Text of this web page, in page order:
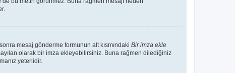
mesaj gönderme formunun alt kısmındaki Bir imza ekle
olarak bir imza ekleyebilirsiniz. Buna rağmen dilediğiniz
yeterlidir.